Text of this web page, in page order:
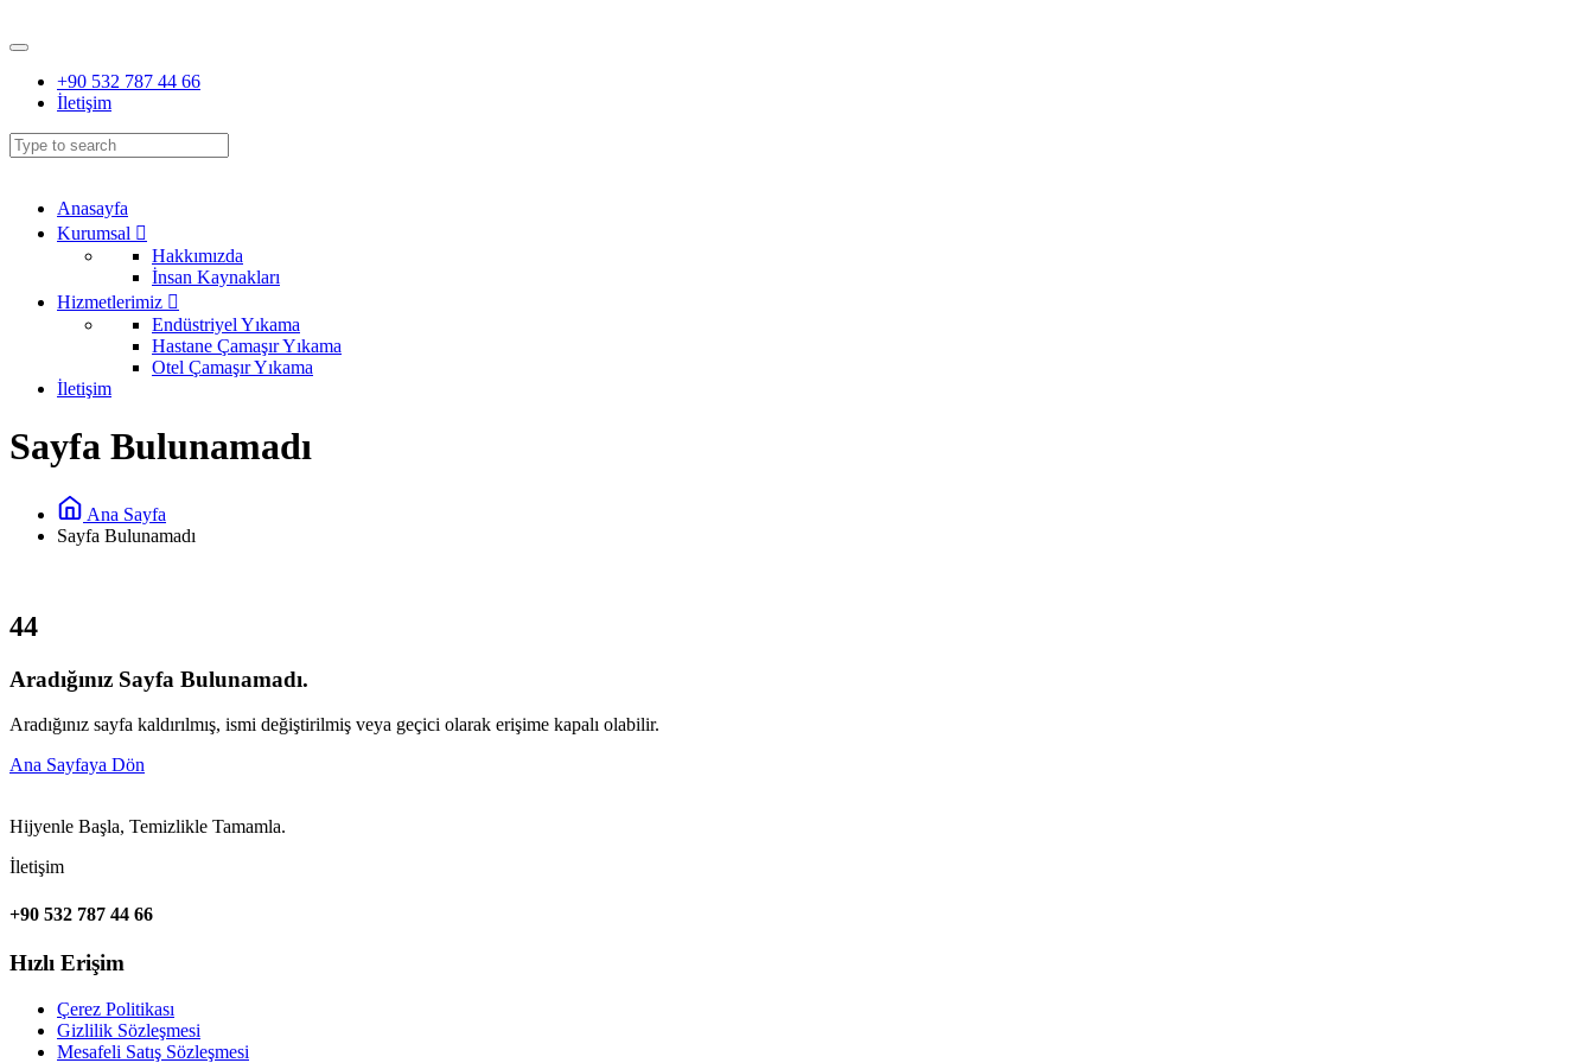
+90 532 787 44 66
İletişim
Anasayfa
Kurumsal
Hakkımızda
İnsan Kaynakları
Hizmetlerimiz
Endüstriyel Yıkama
Hastane Çamaşır Yıkama
Otel Çamaşır Yıkama
İletişim
Sayfa Bulunamadı
Ana Sayfa
Sayfa Bulunamadı
44
Aradığınız Sayfa Bulunamadı.
Aradığınız sayfa kaldırılmış, ismi değiştirilmiş veya geçici olarak erişime kapalı olabilir.
Ana Sayfaya Dön
Hijyenle Başla, Temizlikle Tamamla.
İletişim
+90 532 787 44 66
Hızlı Erişim
Çerez Politikası
Gizlilik Sözleşmesi
Mesafeli Satış Sözleşmesi